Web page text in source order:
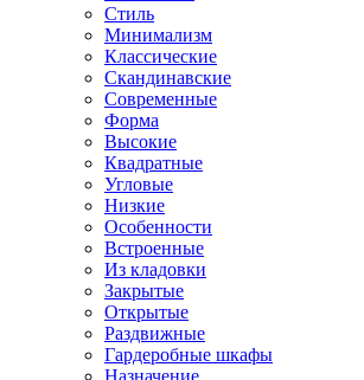
Стиль
Минимализм
Классические
Скандинавские
Современные
Форма
Высокие
Квадратные
Угловые
Низкие
Особенности
Встроенные
Из кладовки
Закрытые
Открытые
Раздвижные
Гардеробные шкафы
Назначение